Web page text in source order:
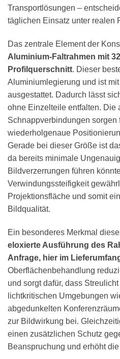
Transportlösungen –
täglichen Einsatz unter realen
Das zentrale Element der
Aluminium-Faltrahmen mit
Profilquerschnitt. Dieser
Aluminiumlegierung und ist
ausgestattet. Dadurch lässt
ohne Einzelteile entfalten. Die
Schnappverbindungen sorgen
wiederholgenaue
Gerade bei dieser Größe ist
da bereits minimale
Bildverzerrungen führen
Verwindungssteifigkeit
Projektionsfläche und somit
Bildqualität.
Ein besonderes Merkmal
eloxierte Ausführung des
Anfrage, hier im
Oberflächenbehandlung
und sorgt dafür, dass
lichtkritischen Umgebungen
abgedunkelten
zur Bildwirkung bei.
einen zusätzlichen Schutz
Beanspruchung und erhöht